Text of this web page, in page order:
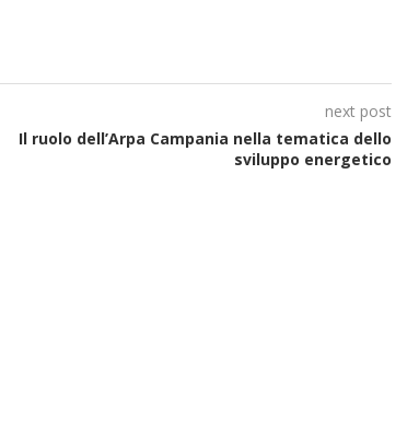
next post
Il ruolo dell’Arpa Campania nella tematica dello
sviluppo energetico